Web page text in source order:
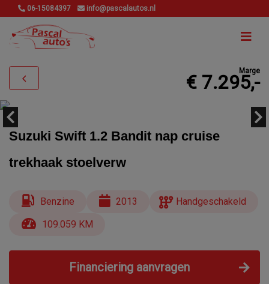
06-15084397 info@pascalautos.nl
Marge
€ 7.295,-
Suzuki Swift 1.2 Bandit nap cruise
trekhaak stoelverw
Benzine 2013
Handgeschakeld
109.059 KM
Financiering aanvragen